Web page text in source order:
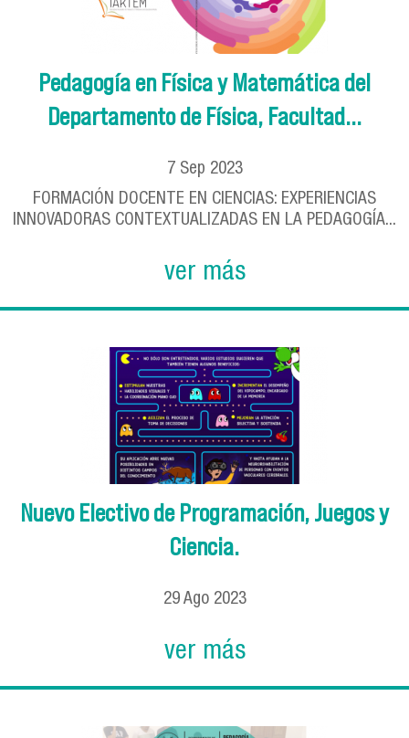
Pedagogía en Física y Matemática del
Departamento de Física, Facultad...
7 Sep 2023
FORMACIÓN DOCENTE EN CIENCIAS: EXPERIENCIAS
INNOVADORAS CONTEXTUALIZADAS EN LA PEDAGOGÍA...
ver más
Nuevo Electivo de Programación, Juegos y
Ciencia.
29 Ago 2023
ver más